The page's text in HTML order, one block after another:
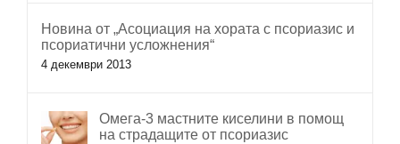
Новина от „Асоциация на хората с псориазис и
псориатични усложнения“
4 декември 2013
Омега-3 мастните киселини в помощ
на страдащите от псориазис